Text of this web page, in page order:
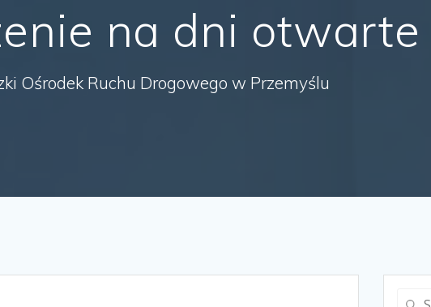
na dni otwarte
Ośrodek Ruchu Drogowego w Przemyślu
Szukaj: